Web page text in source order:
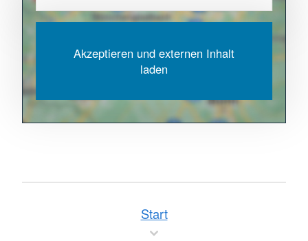
Akzeptieren und externen Inhalt
laden
Start